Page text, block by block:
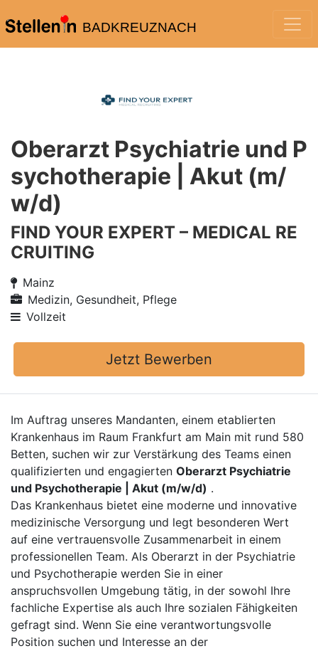
BADKREUZNACH
Oberarzt Psychiatrie und P
sychotherapie | Akut (m/
w/d)
FIND YOUR EXPERT – MEDICAL RE
CRUITING
Mainz
Medizin, Gesundheit, Pflege
Vollzeit
Jetzt Bewerben
Im Auftrag unseres Mandanten, einem etablierten
Krankenhaus im Raum Frankfurt am Main mit rund 580
Betten, suchen wir zur Verstärkung des Teams einen
qualifizierten und engagierten Oberarzt Psychiatrie
und Psychotherapie | Akut (m/w/d) .
Das Krankenhaus bietet eine moderne und innovative
medizinische Versorgung und legt besonderen Wert
auf eine vertrauensvolle Zusammenarbeit in einem
professionellen Team. Als Oberarzt in der Psychiatrie
und Psychotherapie werden Sie in einer
anspruchsvollen Umgebung tätig, in der sowohl Ihre
fachliche Expertise als auch Ihre sozialen Fähigkeiten
gefragt sind. Wenn Sie eine verantwortungsvolle
Position suchen und Interesse an der